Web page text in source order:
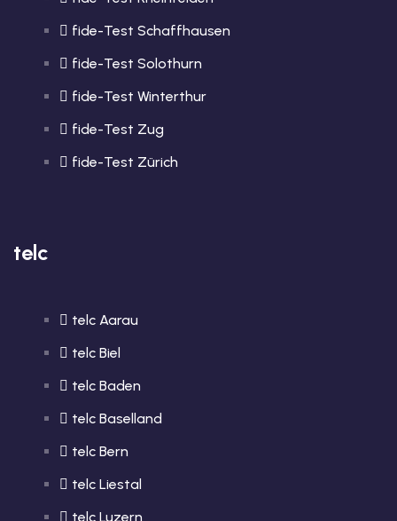
fide-Test Schaffhausen
fide-Test Solothurn
fide-Test Winterthur
fide-Test Zug
fide-Test Zürich
telc
telc Aarau
telc Biel
telc Baden
telc Baselland
telc Bern
telc Liestal
telc Luzern